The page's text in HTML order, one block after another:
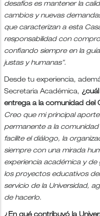
desafíos es mantener la
cambios y nuevas
que caracterizan a esta
responsabilidad con
confiando siempre en la
justas y humanas”.
Desde tu experiencia,
Secretaria Académica,
entrega a la comunidad del
Creo que mi principal
permanente a la
facilite el diálogo, la
siempre con una mirada
experiencia académica y
los proyectos educativos
servicio de la Universidad,
de hacerlo.